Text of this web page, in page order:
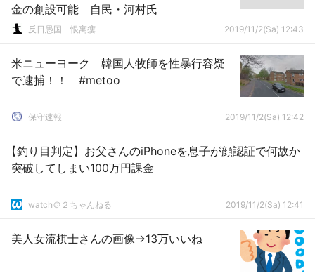
金の創設可能 自民・河村氏
反日愚国 恨寓瘻 2019/11/2(Sa) 12:43
米ニューヨーク 韓国人牧師を性暴行容疑
で逮捕！！ #metoo
保守速報 2019/11/2(Sa) 12:42
【釣り目判定】お父さんのiPhoneを息子が顔認証で何故か
突破してしまい100万円課金
watch＠２ちゃんねる 2019/11/2(Sa) 12:41
美人女流棋士さんの画像→13万いいね